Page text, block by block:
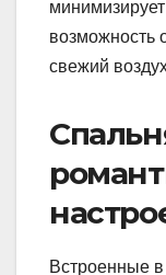
возможность
свежий
Встроенные